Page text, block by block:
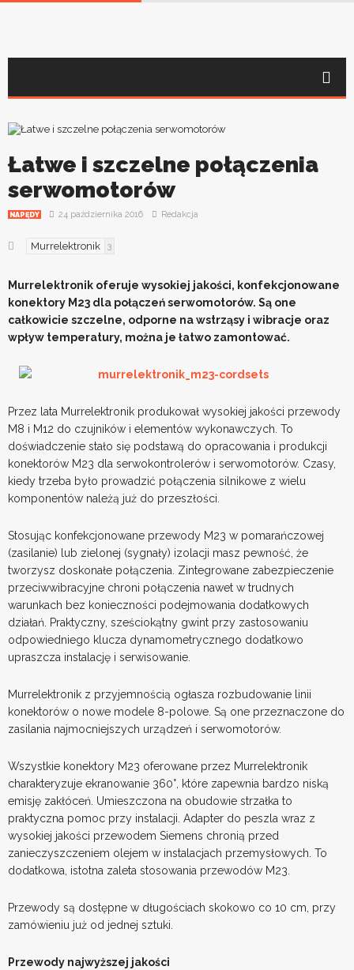
Łatwe i szczelne połączenia
serwomotorów
NAPĘDY 24 października 2016 Redakcja
Murrelektronik 3
Murrelektronik oferuje wysokiej jakości, konfekcjonowane
konektory M23 dla połączeń serwomotorów. Są one
całkowicie szczelne, odporne na wstrząsy i wibracje oraz
wpływ temperatury, można je łatwo zamontować.
Przez lata Murrelektronik produkował wysokiej jakości przewody
M8 i M12 do czujników i elementów wykonawczych. To
doświadczenie stało się podstawą do opracowania i produkcji
konektorów M23 dla serwokontrolerów i serwomotorów. Czasy,
kiedy trzeba było prowadzić połączenia silnikowe z wielu
komponentów należą już do przeszłości.
Stosując konfekcjonowane przewody M23 w pomarańczowej
(zasilanie) lub zielonej (sygnały) izolacji masz pewność, że
tworzysz doskonałe połączenia. Zintegrowane zabezpieczenie
przeciwwibracyjne chroni połączenia nawet w trudnych
warunkach bez konieczności podejmowania dodatkowych
działań. Praktyczny, sześciokątny gwint przy zastosowaniu
odpowiedniego klucza dynamometrycznego dodatkowo
upraszcza instalację i serwisowanie.
Murrelektronik z przyjemnością ogłasza rozbudowanie linii
konektorów o nowe modele 8-polowe. Są one przeznaczone do
zasilania najmocniejszych urządzeń i serwomotorów.
Wszystkie konektory M23 oferowane przez Murrelektronik
charakteryzuje ekranowanie 360°, które zapewnia bardzo niską
emisję zakłóceń. Umieszczona na obudowie strzałka to
praktyczna pomoc przy instalacji. Adapter do peszla wraz z
wysokiej jakości przewodem Siemens chronią przed
zanieczyszczeniem olejem w instalacjach przemysłowych. To
dodatkowa, istotna zaleta stosowania przewodów M23.
Przewody są dostępne w długościach skokowo co 10 cm, przy
zamówieniu już od jednej sztuki.
Przewody najwyższej jakości